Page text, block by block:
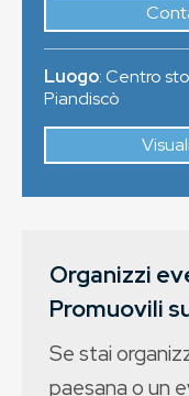
Luogo:Centro
Piandiscò
Organizzi
Promuovili
Se stai
paesana o un